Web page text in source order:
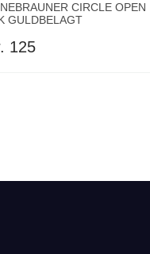
CIRCLE OPEN
GULDBELAGT
125